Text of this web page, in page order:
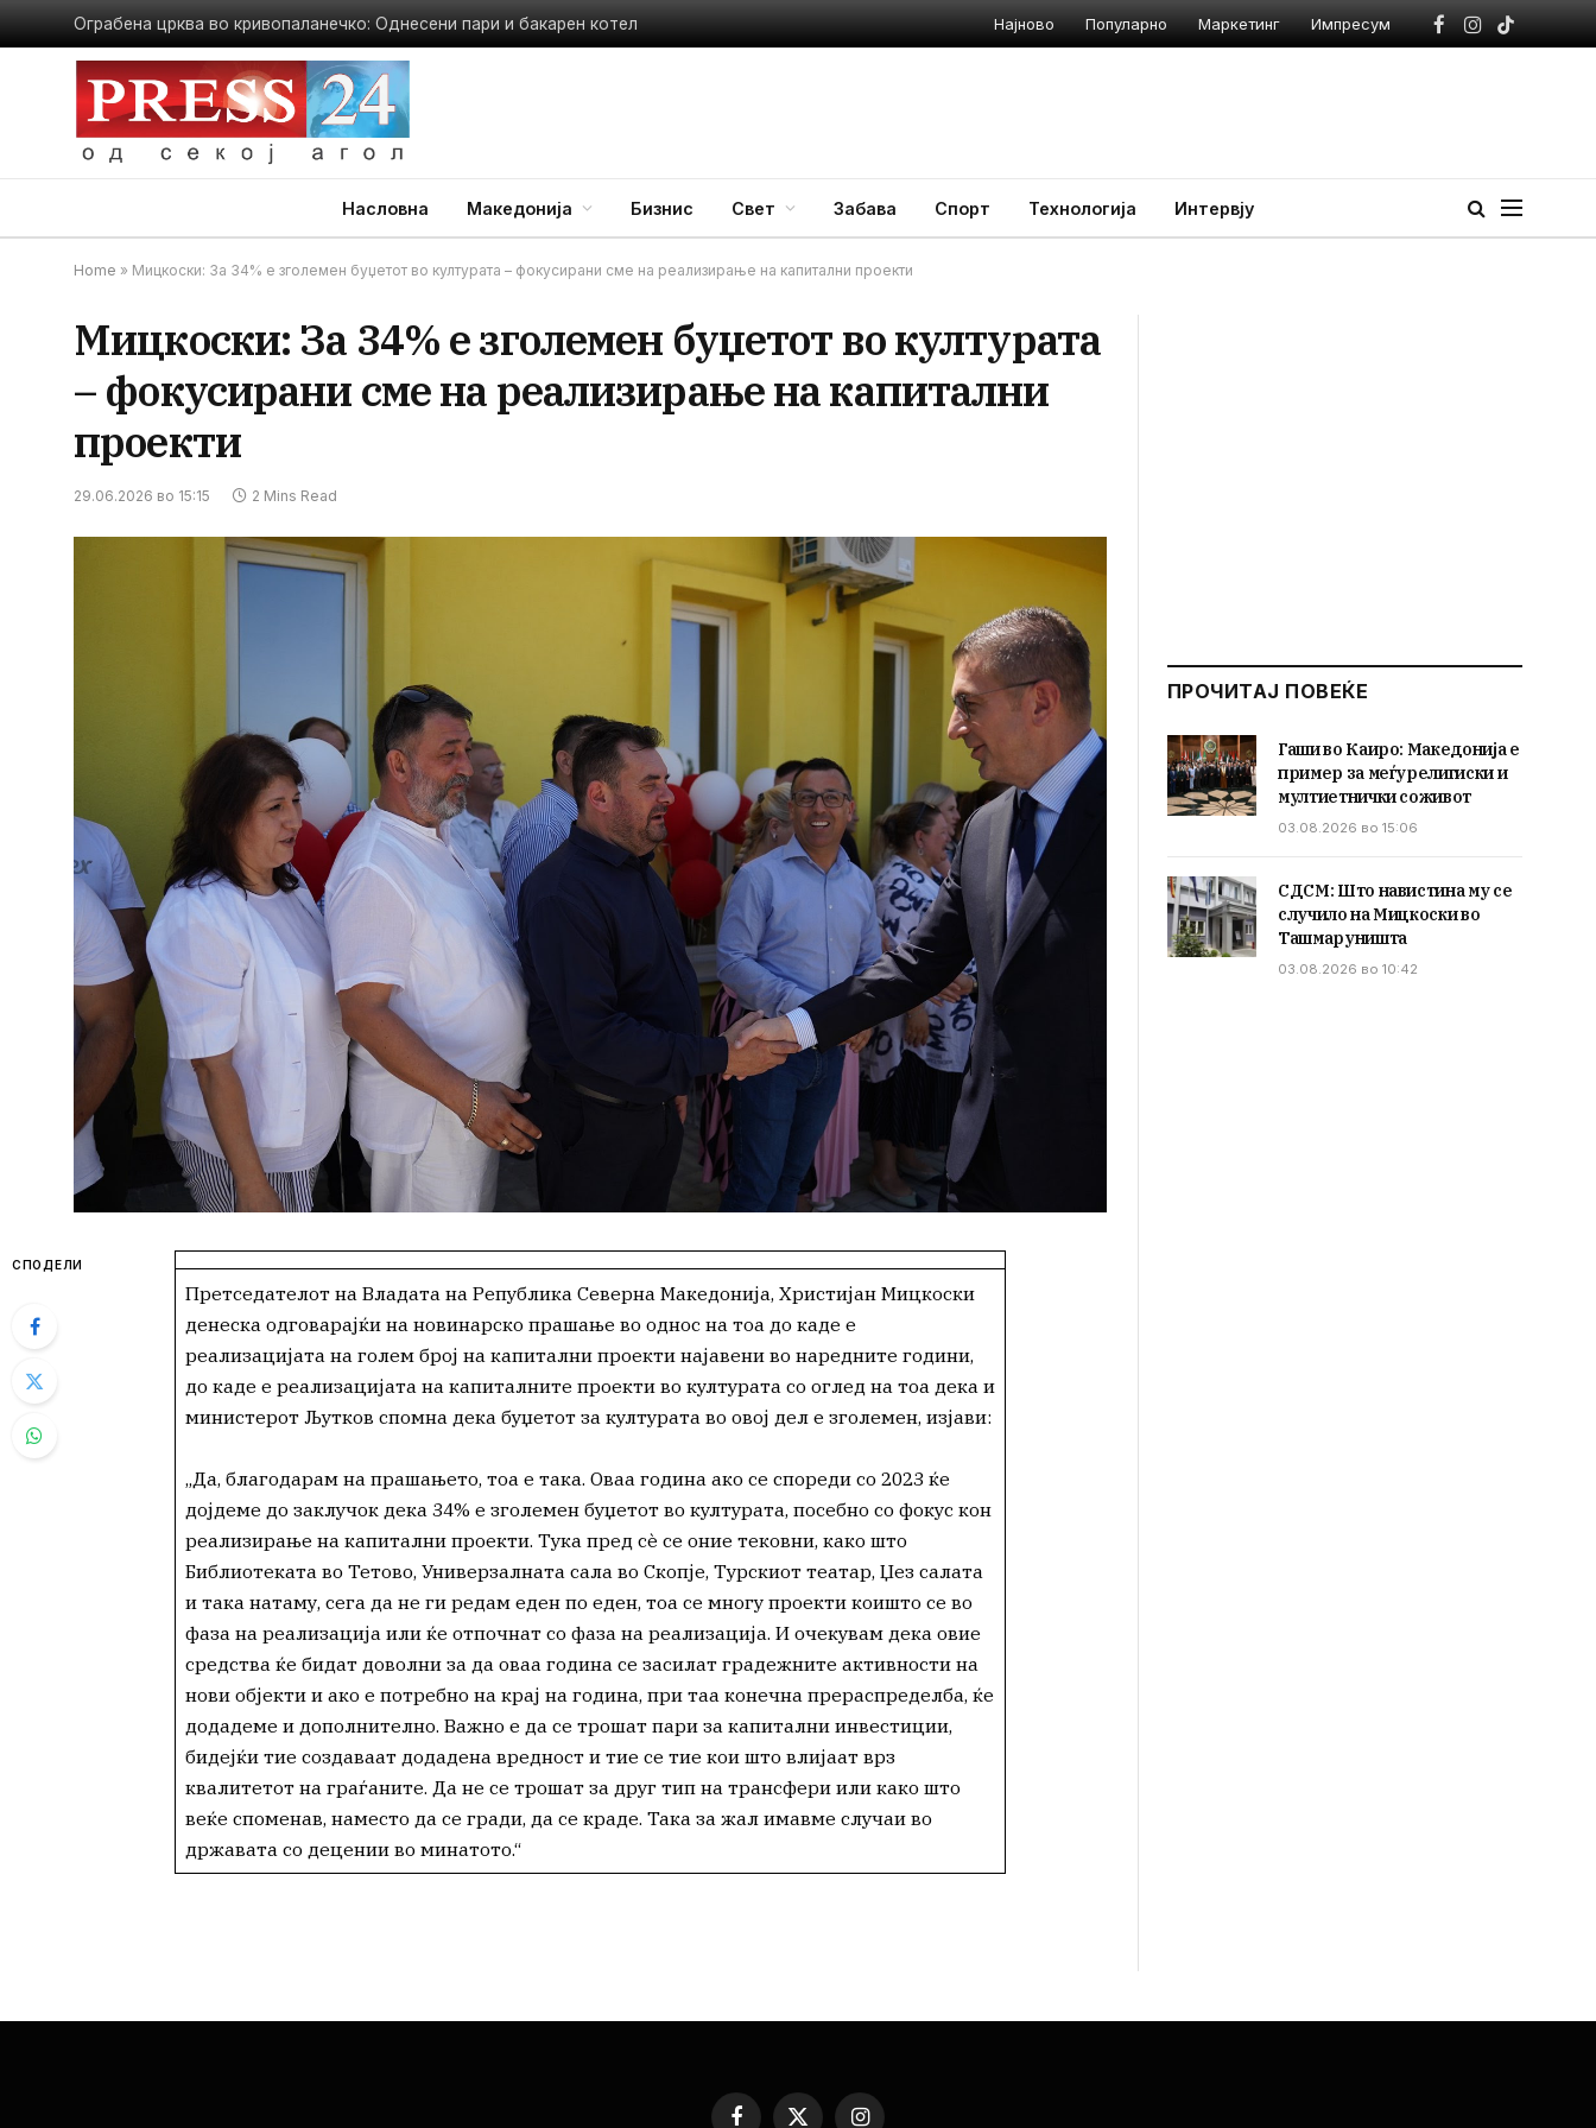
Ограбена црква во кривопаланечко: Однесени пари и бакарен котел Најново Популарно Маркетинг Импресум
Facebook
Instagram
TikTok
Насловна Македонија Бизнис Свет Забава Спорт Технологија Интервју
Home » Мицкоски: За 34% е зголемен буџетот во културата – фокусирани сме на реализирање на капитални проекти
Мицкоски: За 34% е зголемен буџетот во културата
– фокусирани сме на реализирање на капитални
проекти
29.06.2026 во 15:15 2 Mins Read
СПОДЕЛИ
Претседателот на Владата на Република Северна Македонија, Христијан Мицкоски
денеска одговарајќи на новинарско прашање во однос на тоа до каде е
реализацијата на голем број на капитални проекти најавени во наредните години,
до каде е реализацијата на капиталните проекти во културата со оглед на тоа дека и
министерот Љутков спомна дека буџетот за културата во овој дел е зголемен, изјави:
„Да, благодарам на прашањето, тоа е така. Оваа година ако се спореди со 2023 ќе
дојдеме до заклучок дека 34% е зголемен буџетот во културата, посебно со фокус кон
реализирање на капитални проекти. Тука пред сѐ се оние тековни, како што
Библиотеката во Тетово, Универзалната сала во Скопје, Турскиот театар, Џез салата
и така натаму, сега да не ги редам еден по еден, тоа се многу проекти коишто се во
фаза на реализација или ќе отпочнат со фаза на реализација. И очекувам дека овие
средства ќе бидат доволни за да оваа година се засилат градежните активности на
нови објекти и ако е потребно на крај на година, при таа конечна прераспределба, ќе
додадеме и дополнително. Важно е да се трошат пари за капитални инвестиции,
бидејќи тие создаваат додадена вредност и тие се тие кои што влијаат врз
квалитетот на граѓаните. Да не се трошат за друг тип на трансфери или како што
веќе споменав, наместо да се гради, да се краде. Така за жал имавме случаи во
државата со децении во минатото.“
ПРОЧИТАЈ ПОВЕЌЕ
Гаши во Каиро: Македонија е
пример за меѓурелигиски и
мултиетнички соживот
03.08.2026 во 15:06
СДСМ: Што навистина му се
случило на Мицкоски во
Ташмаруништа
03.08.2026 во 10:42